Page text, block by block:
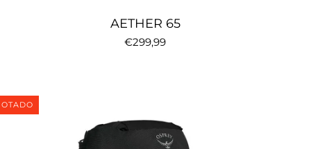
AETHER 65
€299,99